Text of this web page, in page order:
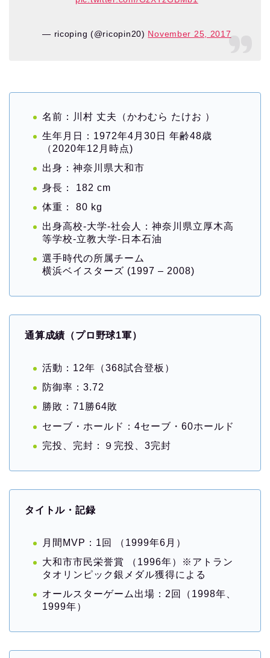
— ricoping (@ricopin20) November 25, 2017
名前：川村 丈夫（かわむら たけお ）
生年月日：1972年4月30日 年齢48歳
（2020年12月時点)
出身：神奈川県大和市
身長： 182 cm
体重： 80 kg
出身高校-大学-社会人：神奈川県立厚木高
等学校-立教大学-日本石油
選手時代の所属チーム
横浜ベイスターズ (1997 – 2008)
通算成績（プロ野球1軍）
活動：12年（368試合登板）
防御率：3.72
勝敗：71勝64敗
セーブ・ホールド：4セーブ・60ホールド
完投、完封：９完投、3完封
タイトル・記録
月間MVP：1回 （1999年6月）
大和市市民栄誉賞 （1996年）※アトラン
タオリンピック銀メダル獲得による
オールスターゲーム出場：2回（1998年、
1999年）